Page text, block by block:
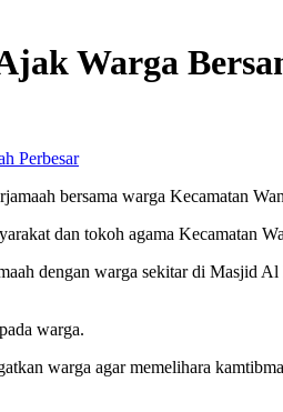
Warga
Perbesar
bersama warga Kecamatan
dan tokoh agama Kecamatan
dengan warga sekitar di Masjid
warga.
warga agar memelihara